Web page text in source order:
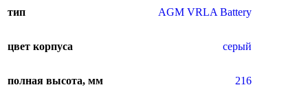
тип AGM VRLA Battery
цвет корпуса серый
полная высота, мм 216